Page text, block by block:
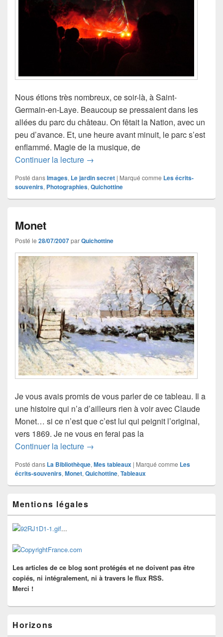
Nous étions très nombreux, ce soir-là, à Saint-
Germain-en-Laye. Beaucoup se pressaient dans les
allées du parc du château. On fêtait la Nation, avec un
peu d’avance. Et, une heure avant minuit, le parc s’est
enflammé. Magie de la musique, de
Continuer la lecture Feu d’artifice
→
Posté dansImages, Le jardin secret | Marqué comme Les écrits-
souvenirs, Photographies, Quichottine
Monet
Posté le 28/07/2007parQuichottine
Je vous avais promis de vous parler de ce tableau. Il a
une histoire qui n’a d’ailleurs rien à voir avec Claude
Monet… si ce n’est que c’est lui qui peignit l’original,
vers 1869. Je ne vous en ferai pas la
Continuer la lecture Monet
→
Posté dans La Bibliothèque, Mes tableaux | Marqué comme Les
écrits-souvenirs, Monet, Quichottine, Tableaux
principale
de
widget
pour
barre
Mentions légales
...
Les articles de ce blog sont protégés et ne doivent pas être
copiés, ni intégralement, ni à travers le flux RSS.
Merci !
Horizons